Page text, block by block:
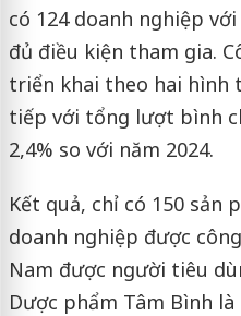
có 124 doanh nghiệp
đủ điều kiện tham gia.
triển khai theo hai hình
tiếp với tổng lượt bình
2,4% so với năm 2024.
Kết quả, chỉ có 150 sản
doanh nghiệp được
Nam được người tiêu
Dược phẩm Tâm Bình